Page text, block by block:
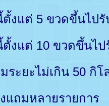
ต่ 5 ขวดขึ้นไปรับ
ต่ 10 ขวดขึ้นไปรั
ระยะไม่เกิน 50 กิ
แถมหลายรายการ